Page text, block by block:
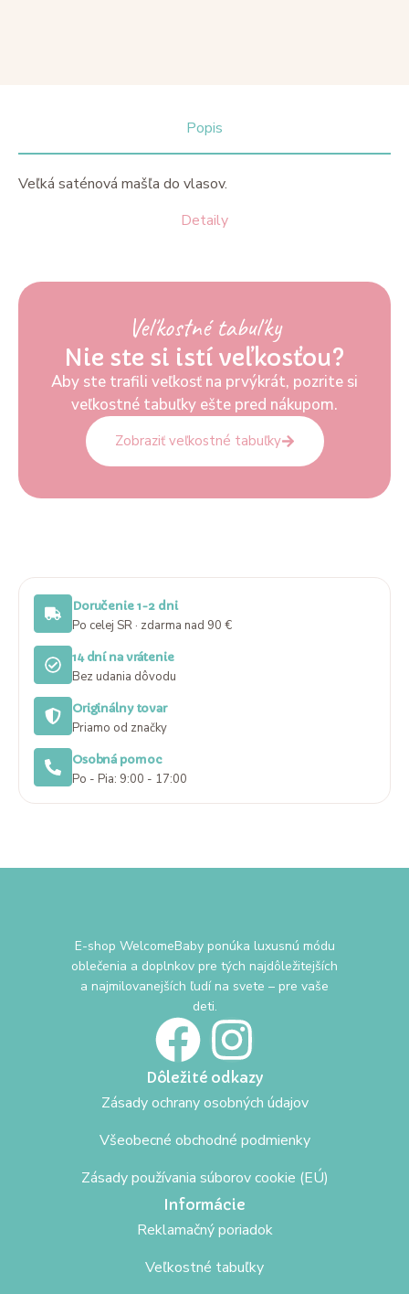
Popis
Detaily
Veľká saténová mašľa do vlasov.
Veľkostné tabuľky
Nie ste si istí veľkosťou?
Aby ste trafili veľkosť na prvýkrát, pozrite si
veľkostné tabuľky ešte pred nákupom.
Zobraziť veľkostné tabuľky
Doručenie 1-2 dni
Po celej SR · zdarma nad 90 €
14 dní na vrátenie
Bez udania dôvodu
Originálny tovar
Priamo od značky
Osobná pomoc
Po - Pia: 9:00 - 17:00
E-shop WelcomeBaby ponúka luxusnú módu
oblečenia a doplnkov pre tých najdôležitejších
a najmilovanejších ľudí na svete – pre vaše
deti.
Dôležité odkazy
Zásady ochrany osobných údajov
Všeobecné obchodné podmienky
Zásady používania súborov cookie (EÚ)
Informácie
Reklamačný poriadok
Veľkostné tabuľky